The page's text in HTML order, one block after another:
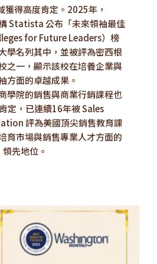
獲得高度肯定。2025年，
Statista 公布「未來領袖最佳
for Future Leaders）榜
學名列其中，並被評為密西根
之一，顯示該校在培養企業與
方面的卓越成果。
學院的銷售與商業行銷課程也
定，已連續16年被 Sales
評為美國頂尖銷售教育課
育市場與銷售專業人才方面的
領先地位。